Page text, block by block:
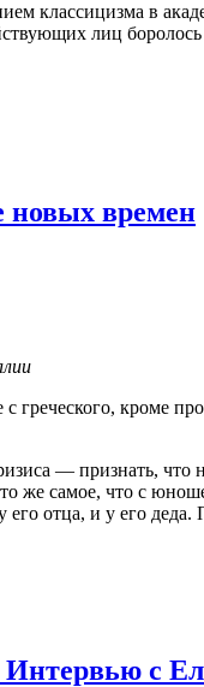
классицизма в
лиц
новых времен
с греческого, кроме
— признать,
же самое, что с
отца, и у его
с